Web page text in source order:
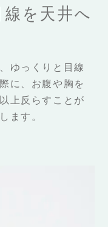
を天井へ
ゆっくりと目線
に、お腹や胸を
上反らすことが
ます。